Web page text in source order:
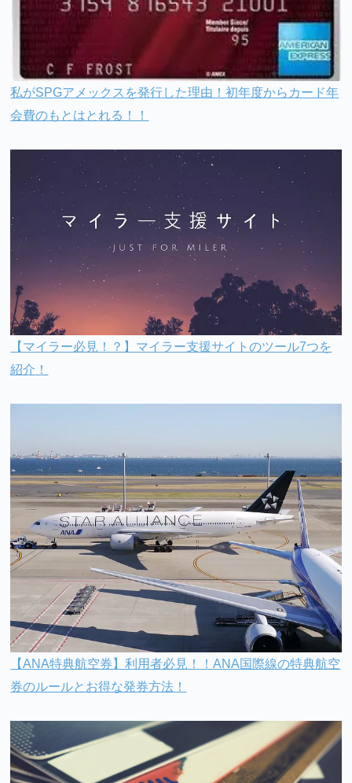
私がSPGアメックスを発行した理由！初年度からカード年
会費のもとはとれる！！
【マイラー必見！？】マイラー支援サイトのツール7つを
紹介！
【ANA特典航空券】利用者必見！！ANA国際線の特典航空
券のルールとお得な発券方法！